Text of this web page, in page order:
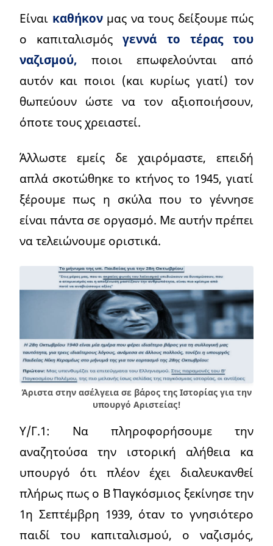
Είναι καθήκονμας να τους δείξουμε πώς
ο καπιταλισμόςγεννά το τέρας του
ναζισμού, ποιοι επωφελούνται από
αυτόν και ποιοι (και κυρίως γιατί) τον
θωπεύουν ώστε να τον αξιοποιήσουν,
όποτε τους χρειαστεί.
Άλλωστε εμείς δε χαιρόμαστε, επειδή
απλά σκοτώθηκε το κτήνος το 1945, γιατί
ξέρουμε πως η σκύλα που το γέννησε
είναι πάντα σε οργασμό. Με αυτήν πρέπει
να τελειώνουμε οριστικά.
Άριστα στην ασέλγεια σε βάρος της Ιστορίας για την
υπουργό Αριστείας!
Υ/Γ.1: Να πληροφορήσουμε την
αναζητούσα την ιστορική αλήθεια κα
υπουργό ότι πλέον έχει διαλευκανθεί
πλήρως πως ο Β΄ Παγκόσμιος ξεκίνησε την
1η Σεπτέμβρη 1939, όταν το γνησιότερο
παιδί του καπιταλισμού, ο ναζισμός,